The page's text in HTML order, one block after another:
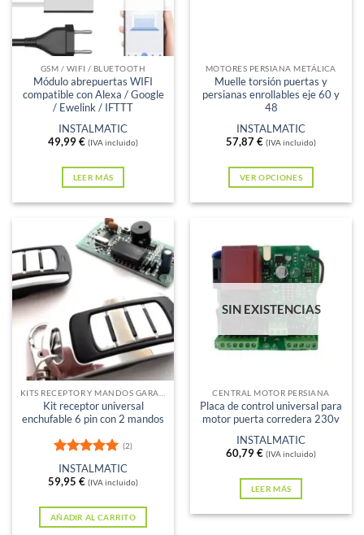
GSM / WIFI / BLUETOOTH
Módulo abrepuertas WIFI
compatible con Alexa / Google
/ Ewelink / IFTTT
INSTALMATIC
49,99€ (IVA incluido)
LEER MÁS
MOTORES PERSIANA METÁLICA
Muelle torsión puertas y
persianas enrollables eje 60 y
48
INSTALMATIC
57,87€ (IVA incluido)
VER OPCIONES
múltiples
variantes.
Las
opciones
se
pueden
en
la
de
Kit receptor universal
enchufable 6 pin con 2 mandos
Valorado
con 5 de 5
(2)
INSTALMATIC
59,95 € (IVA incluido)
AÑADIR AL CARRITO
SIN EXISTENCIAS
CENTRAL MOTOR PERSIANA
Placa de control universal para
motor puerta corredera 230v
INSTALMATIC
60,79€ (IVA incluido)
LEER MÁS